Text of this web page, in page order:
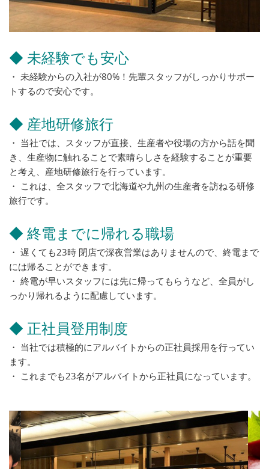
◆ 未経験でも安心
・ 未経験からの入社が80%！先輩スタッフがしっかりサポー
トするので安心です。
◆ 産地研修旅行
・ 当社では、スタッフが直接、生産者や役場の方から話を聞
き、生産物に触れることで素晴らしさを経験することが重要
と考え、産地研修旅行を行っています。
・ これは、全スタッフで北海道や九州の生産者を訪ねる研修
旅行です。
◆ 終電までに帰れる職場
・ 遅くても23時 閉店で深夜営業はありませんので、終電まで
には帰ることができます。
・ 終電が早いスタッフには先に帰ってもらうなど、全員がし
っかり帰れるように配慮しています。
◆ 正社員登用制度
・ 当社では積極的にアルバイトからの正社員採用を行ってい
ます。
・ これまでも23名がアルバイトから正社員になっています。